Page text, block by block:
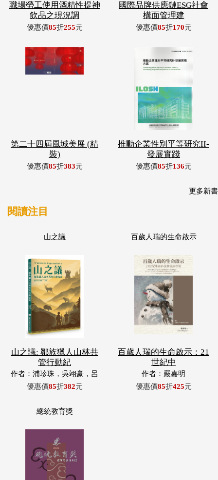
職場勞工使用酒精性提神
飲品之現況調
優惠價85折255元
國際品牌供應鏈ESG社會
構面管理建
優惠價85折170元
第二十四屆風城美展 (精
裝)
優惠價85折383元
推動企業性別平等研究II-
發展實踐
優惠價85折136元
更多新書
閱讀注目
山之議
山之議: 鄒族獵人山林共
管行動紀
作者：浦珍珠，吳翊豪，呂
翊齊，張惠東，許玉青，王
優惠價85折382元
百歲人瑞的生命啟示
百歲人瑞的生命啟示：21
世紀中
作者：嚴嘉明
優惠價85折425元
總統教育獎